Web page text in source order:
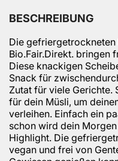
BESCHREIBUNG
Die
Bio.Fair.Direkt. bringen
Diese knackigen
Snack für
Zutat für viele Gerichte.
für dein Müsli, um
verleihen. Einfach ein
schon wird dein
Highlight. Die
vegan und frei von